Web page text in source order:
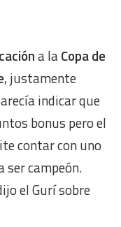
a laCopa de
, justamente
indicar que
bonus pero el
contar con uno
campeón.
el Gurí sobre